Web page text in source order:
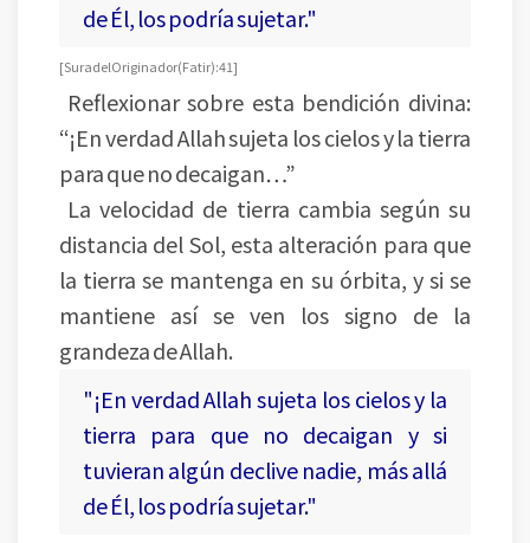
de Él, los podría sujetar."
[Sura del Originador (Fatir):41]
Reflexionar sobre esta bendición divina:
“¡En verdad Allah sujeta los cielos y la tierra
para que no decaigan…”
La velocidad de tierra cambia según su
distancia del Sol, esta alteración para que
la tierra se mantenga en su órbita, y si se
mantiene así se ven los signo de la
grandeza de Allah.
"¡En verdad Allah sujeta los cielos y la
tierra para que no decaigan y si
tuvieran algún declive nadie, más allá
de Él, los podría sujetar."